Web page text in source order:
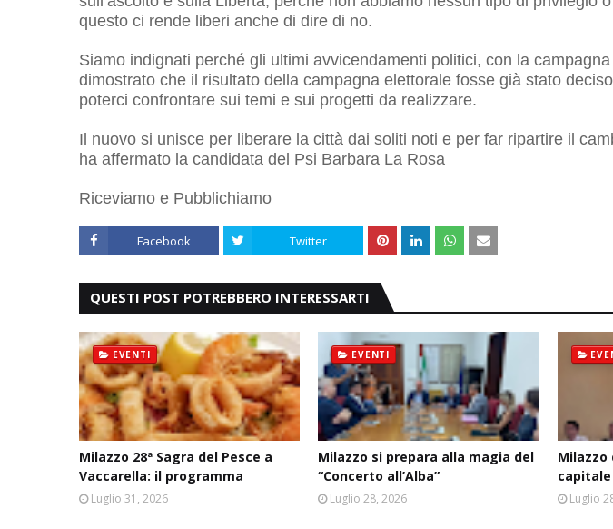
questo ci rende liberi anche di dire di no.
Siamo indignati perché gli ultimi avvicendamenti politici, con la
dimostrato che il risultato della campagna elettorale fosse già stato
poterci confrontare sui temi e sui progetti da realizzare.
Il nuovo si unisce per liberare la città dai soliti noti e per far ripartire il
ha affermato la candidata del Psi Barbara La Rosa
Riceviamo e Pubblichiamo
Facebook Twitter
QUESTI POST POTREBBERO INTERESSARTI
EVENTI
Milazzo 28ª Sagra del Pesce a
Vaccarella: il programma
Luglio 31, 2026
EVENTI
Milazzo si prepara alla magia del
“Concerto all’Alba”
Luglio 28, 2026
Milazzo
Luglio